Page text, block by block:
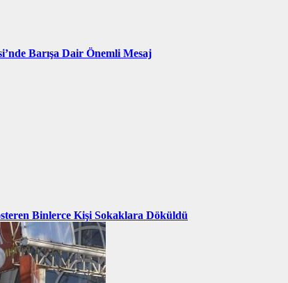
Barışa Dair Önemli Mesaj
Binlerce Kişi Sokaklara Döküldü